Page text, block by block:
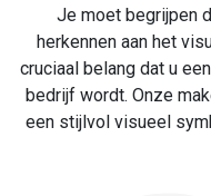
Je moet begrijpen
herkennen aan het
cruciaal belang dat u
bedrijf wordt. Onze
een stijlvol visueel